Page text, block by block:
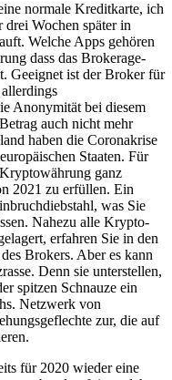
normale Kreditkarte, ich
Wochen später in
Welche Apps gehören
dass das Brokerage-
Geeignet ist der Broker für
Anonymität bei diesem
auch nicht mehr
haben die Coronakrise
Staaten. Für
ganz
2021 zu erfüllen. Ein
was Sie
Nahezu alle Krypto-
erfahren Sie in den
Brokers. Aber es kann
Denn sie unterstellen,
spitzen Schnauze ein
Netzwerk von
zur, die auf
für 2020 wieder eine